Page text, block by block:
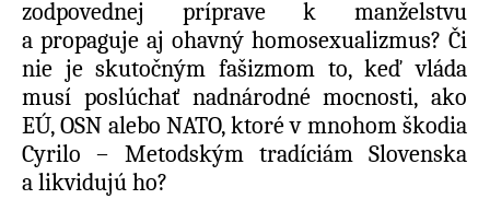
zodpovednej príprave k manželstvu
a propaguje aj ohavný homosexualizmus? Či
nie je skutočným fašizmom to, keď vláda
musí poslúchať nadnárodné mocnosti, ako
EÚ, OSN alebo NATO, ktoré v mnohom škodia
Cyrilo – Metodským tradíciám Slovenska
a likvidujú ho?